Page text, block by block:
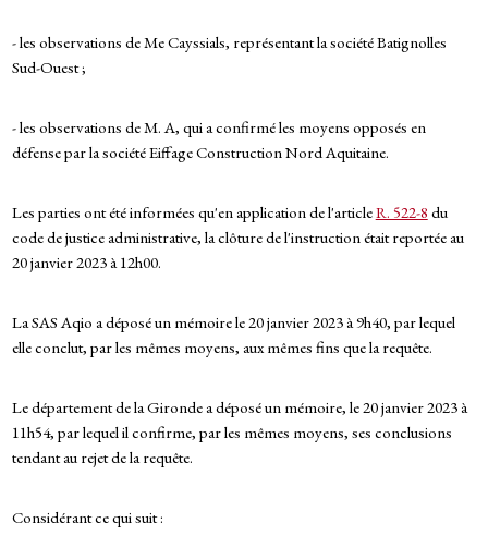
- les observations de Me Cayssials, représentant la société Batignolles
Sud-Ouest ;
- les observations de M. A, qui a confirmé les moyens opposés en
défense par la société Eiffage Construction Nord Aquitaine.
Les parties ont été informées qu'en application de l'articleR. 522-8 du
code de justice administrative, la clôture de l'instruction était reportée au
20 janvier 2023 à 12h00.
La SAS Aqio a déposé un mémoire le 20 janvier 2023 à 9h40, par lequel
elle conclut, par les mêmes moyens, aux mêmes fins que la requête.
Le département de la Gironde a déposé un mémoire, le 20 janvier 2023 à
11h54, par lequel il confirme, par les mêmes moyens, ses conclusions
tendant au rejet de la requête.
Considérant ce qui suit :